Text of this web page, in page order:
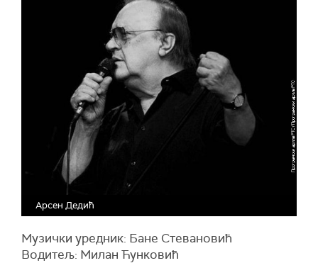
Арсен Дедић
Музички уредник: Бане Стевановић
Водитељ: Милан Ћунковић